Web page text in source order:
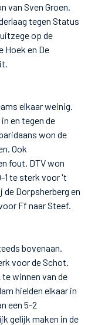
van Sven Groen.
tegen Status
op de
Hoek en De
elkaar weinig.
en tegen de
won de
Ook
fout. DTV won
1 te sterk voor 't
de Dorpsherberg en
Ff naar Steef.
bovenaan.
voor de Schot.
winnen van de
hielden elkaar in
een 5-2
gelijk maken in de